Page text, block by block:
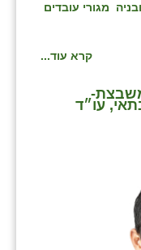
מגורי עובדים
קרא עוד...